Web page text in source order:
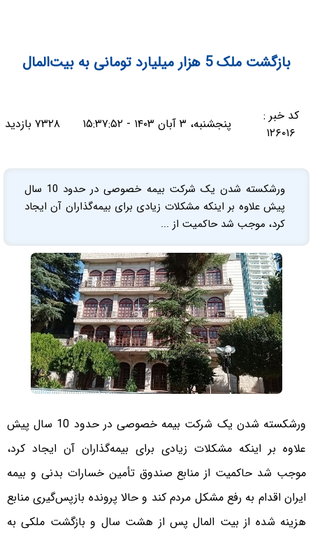
بازگشت ملک 5 هزار میلیارد تومانی به بیت‌المال
کد خبر :
۱۲۶۰۱۶
پنجشنبه، ۳ آبان ۱۴۰۳ - ۱۵:۳۷:۵۲ ۷۳۲۸ بازدید
ورشکسته شدن یک شرکت بیمه خصوصی در حدود 10 سال
پیش علاوه بر اینکه مشکلات زیادی برای بیمه‌گذاران آن ایجاد
کرد، موجب شد حاکمیت از ...
ورشکسته شدن یک شرکت بیمه خصوصی در حدود 10 سال پیش
علاوه بر اینکه مشکلات زیادی برای بیمه‌گذاران آن ایجاد کرد،
موجب شد حاکمیت از منابع صندوق تأمین خسارات بدنی و بیمه
ایران اقدام به رفع مشکل مردم کند و حالا پرونده بازپس‌گیری منابع
هزینه شده از بیت المال پس از هشت سال و بازگشت ملکی به